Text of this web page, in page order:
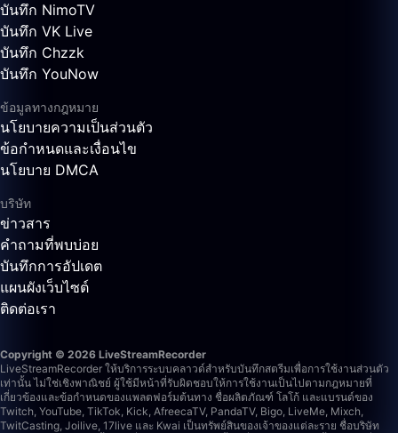
บันทึก NimoTV
บันทึก VK Live
บันทึก Chzzk
บันทึก YouNow
ข้อมูลทางกฎหมาย
นโยบายความเป็นส่วนตัว
ข้อกำหนดและเงื่อนไข
นโยบาย DMCA
บริษัท
ข่าวสาร
คำถามที่พบบ่อย
บันทึกการอัปเดต
แผนผังเว็บไซต์
ติดต่อเรา
Copyright © 2026 LiveStreamRecorder
LiveStreamRecorder ให้บริการระบบคลาวด์สำหรับบันทึกสตรีมเพื่อการใช้งานส่วนตัว
เท่านั้น ไม่ใช่เชิงพาณิชย์ ผู้ใช้มีหน้าที่รับผิดชอบให้การใช้งานเป็นไปตามกฎหมายที่
เกี่ยวข้องและข้อกำหนดของแพลตฟอร์มต้นทาง ชื่อผลิตภัณฑ์ โลโก้ และแบรนด์ของ
Twitch, YouTube, TikTok, Kick, AfreecaTV, PandaTV, Bigo, LiveMe, Mixch,
TwitCasting, Joilive, 17live และ Kwai เป็นทรัพย์สินของเจ้าของแต่ละราย ชื่อบริษัท